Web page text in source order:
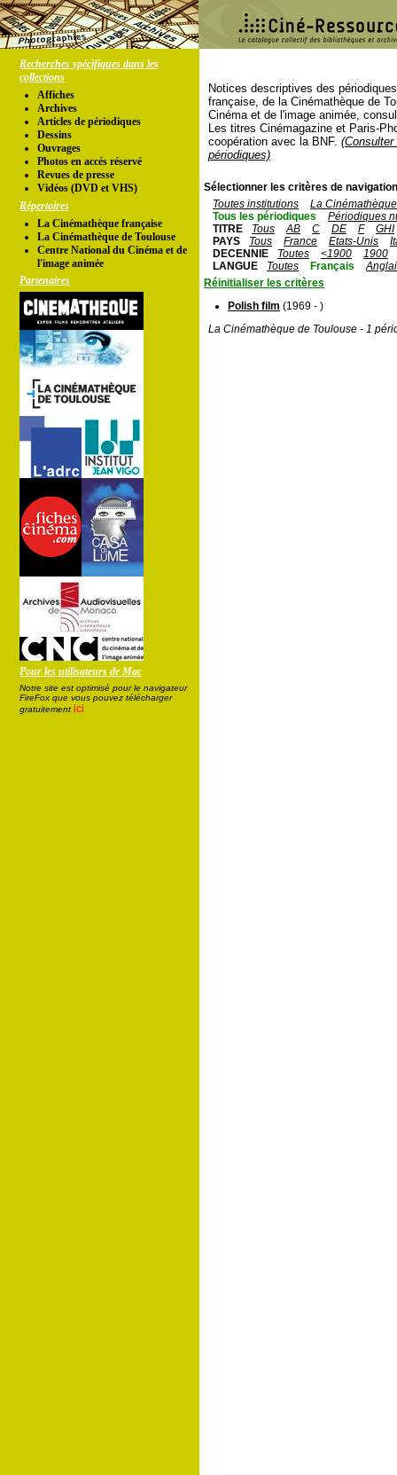
Recherches spécifiques dans les
collections
Affiches
Archives
Articles de périodiques
Dessins
Ouvrages
Photos en accés réservé
Revues de presse
Vidéos (DVD et VHS)
Répertoires
La Cinémathèque française
La Cinémathèque de Toulouse
Centre National du Cinéma et de
l'image animée
Partenaires
Pour les utilisateurs de Mac
Notre site est optimisé pour le navigateur
FireFox que vous pouvez télécharger
gratuitement ici
Notices descriptives des
française, de la Cinémathèque de
Cinéma et de l'image animée,
Les titres Cinémagazine et Paris-
coopération avec la BNF.
périodiques)
Sélectionner les critères de
Toutes institutions
La
Tous les périodiques
Périodiques
TITRE
Tous AB C DE F
GHI
PAYS
Tous France Etats-Unis
DECENNIE
Toutes <1900
1900
LANGUE
Toutes Français
Réinitialiser les critères
Polish film (1969 - )
La Cinémathèque de Toulouse - 1